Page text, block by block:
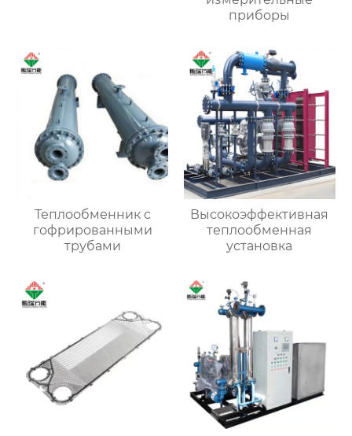
приборы
Теплообменник с
гофрированными
трубами
Высокоэффективная
теплообменная
установка